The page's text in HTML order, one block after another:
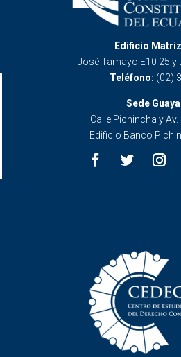
Edificio
José Tamayo E10 25 y
Teléfono: (02)
Sede
Calle Pichincha y Av.
Edificio Banco